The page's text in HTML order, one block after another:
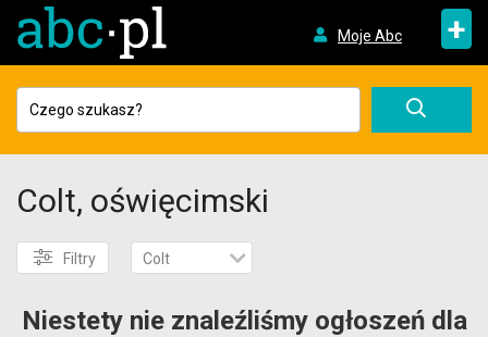
Moje Abc +
Colt, oświęcimski
Filtry Colt
Niestety nie znaleźliśmy ogłoszeń dla